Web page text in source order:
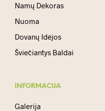
Namų Dekoras
Nuoma
Dovanų Idėjos
Šviečiantys Baldai
INFORMACIJA
Galerija